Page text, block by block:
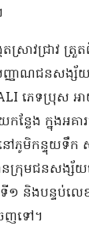
ស្រាវជ្រាវ ត្រួ
ាណជនសង្ស័យក្
ភេទប្រុស អា
ន្លែង ក្នុងអគ
មិកន្ទុយទឹក ស
នក្រុមជនសង្ស័យ
ទី១ និងបន្ទប់
ញទៅ។